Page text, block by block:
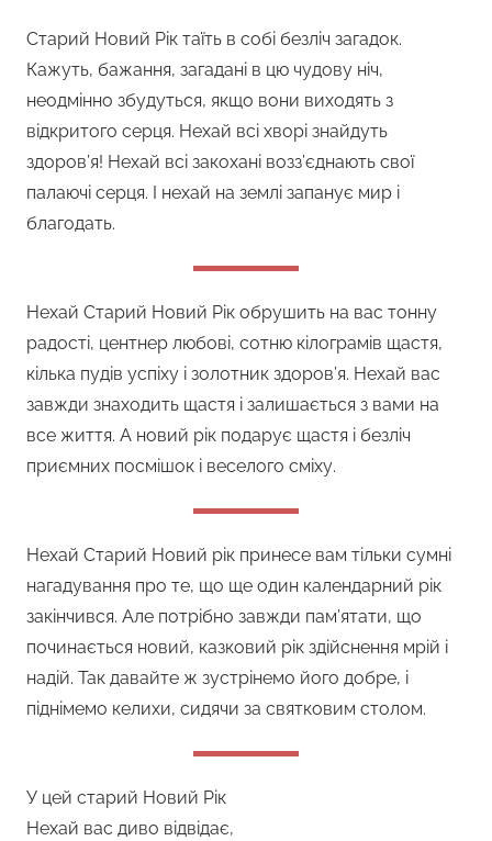
Старий Новий Рік таїть в собі безліч загадок.
Кажуть, бажання, загадані в цю чудову ніч,
неодмінно збудуться, якщо вони виходять з
відкритого серця. Нехай всі хворі знайдуть
здоров’я! Нехай всі закохані возз’єднають свої
палаючі серця. І нехай на землі запанує мир і
благодать.
Нехай Старий Новий Рік обрушить на вас тонну
радості, центнер любові, сотню кілограмів щастя,
кілька пудів успіху і золотник здоров’я. Нехай вас
завжди знаходить щастя і залишається з вами на
все життя. А новий рік подарує щастя і безліч
приємних посмішок і веселого сміху.
Нехай Старий Новий рік принесе вам тільки сумні
нагадування про те, що ще один календарний рік
закінчився. Але потрібно завжди пам’ятати, що
починається новий, казковий рік здійснення мрій і
надій. Так давайте ж зустрінемо його добре, і
піднімемо келихи, сидячи за святковим столом.
У цей старий Новий Рік
Нехай вас диво відвідає,